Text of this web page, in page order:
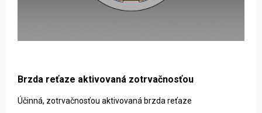
Brzda reťaze aktivovaná zotrvačnosťou
Účinná, zotrvačnosťou aktivovaná brzda reťaze